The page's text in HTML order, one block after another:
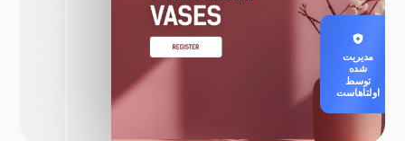
مدیریت
شده
توسط
اولتاهاست